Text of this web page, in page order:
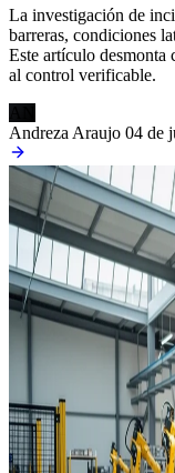
La investigación de
barreras, condiciones
Este artículo desmonta
al control verificable.
Andreza Araujo 04 de